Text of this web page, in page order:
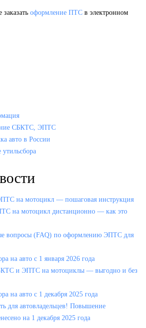
оформление ПТС в электронном
СБКТС, ЭПТС
авто в России
на мотоцикл — пошаговая инструкция
на мотоцикл дистанционно — как это
вопросы (FAQ) по оформлению ЭПТС для
на авто с 1 января 2026 года
и ЭПТС на мотоциклы — выгодно и без
на авто с 1 декабря 2025 года
для автовладельцев! Повышение
на 1 декабря 2025 года